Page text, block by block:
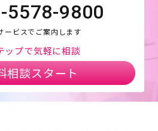
5578-9800
ービスでご案内します
ップで気軽に相談
相談スタート